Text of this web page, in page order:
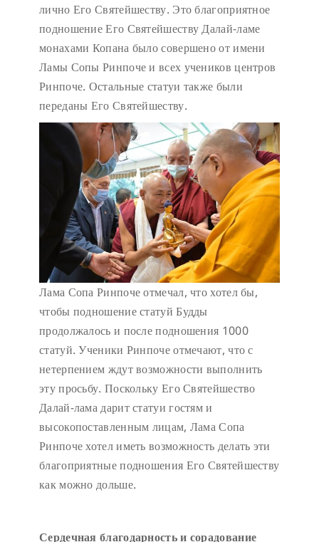
лично Его Святейшеству. Это благоприятное
подношение Его Святейшеству Далай-ламе
монахами Копана было совершено от имени
Ламы Сопы Ринпоче и всех учеников центров
Ринпоче. Остальные статуи также были
переданы Его Святейшеству.
Лама Сопа Ринпоче отмечал, что хотел бы,
чтобы подношение статуй Будды
продолжалось и после подношения 1000
статуй. Ученики Ринпоче отмечают, что с
нетерпением ждут возможности выполнить
эту просьбу. Поскольку Его Святейшество
Далай-лама дарит статуи гостям и
высокопоставленным лицам, Лама Сопа
Ринпоче хотел иметь возможность делать эти
благоприятные подношения Его Святейшеству
как можно дольше.
Сердечная благодарность и сорадование